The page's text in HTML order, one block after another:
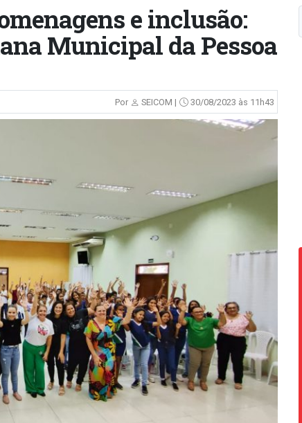
e inclusão:
Municipal da Pessoa
Por SEICOM | 30/08/2023 às 11h43